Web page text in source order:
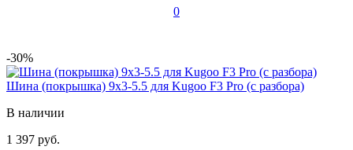
0
-30%
Шина (покрышка) 9x3-5.5 для Kugoo F3 Pro (с разбора)
В наличии
1 397 руб.